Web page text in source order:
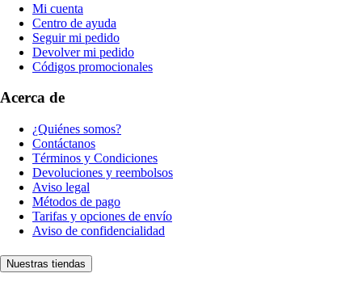
Mi cuenta
Centro de ayuda
Seguir mi pedido
Devolver mi pedido
Códigos promocionales
Acerca de
¿Quiénes somos?
Contáctanos
Términos y Condiciones
Devoluciones y reembolsos
Aviso legal
Métodos de pago
Tarifas y opciones de envío
Aviso de confidencialidad
Nuestras tiendas